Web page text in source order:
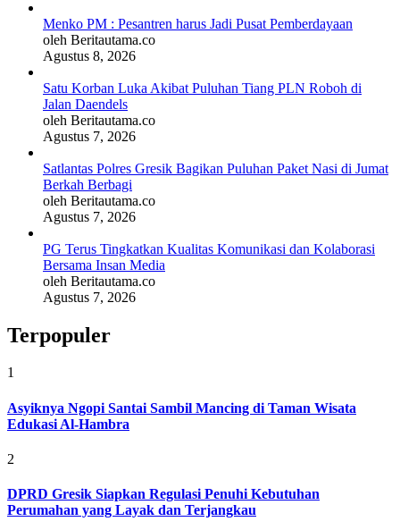
Menko PM : Pesantren harus Jadi Pusat Pemberdayaan
oleh Beritautama.co
Agustus 8, 2026
Satu Korban Luka Akibat Puluhan Tiang PLN Roboh di
Jalan Daendels
oleh Beritautama.co
Agustus 7, 2026
Satlantas Polres Gresik Bagikan Puluhan Paket Nasi di Jumat
Berkah Berbagi
oleh Beritautama.co
Agustus 7, 2026
PG Terus Tingkatkan Kualitas Komunikasi dan Kolaborasi
Bersama Insan Media
oleh Beritautama.co
Agustus 7, 2026
Terpopuler
1
Asyiknya Ngopi Santai Sambil Mancing di Taman Wisata
Edukasi Al-Hambra
2
DPRD Gresik Siapkan Regulasi Penuhi Kebutuhan
Perumahan yang Layak dan Terjangkau